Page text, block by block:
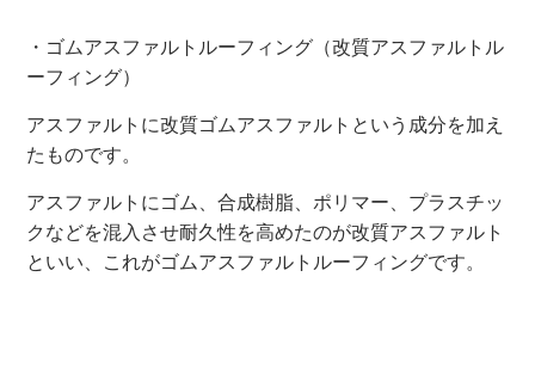
・ゴムアスファルトルーフィング（改質アスファルトル
ーフィング）
アスファルトに改質ゴムアスファルトという成分を加え
たものです。
アスファルトにゴム、合成樹脂、ポリマー、プラスチッ
クなどを混入させ耐久性を高めたのが改質アスファルト
といい、これがゴムアスファルトルーフィングです。